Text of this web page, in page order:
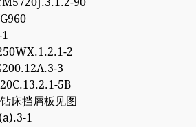
2
3
5B
床挡屑板见图
1